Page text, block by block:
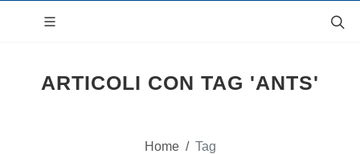
ARTICOLI CON TAG 'ANTS'
Home / Tag